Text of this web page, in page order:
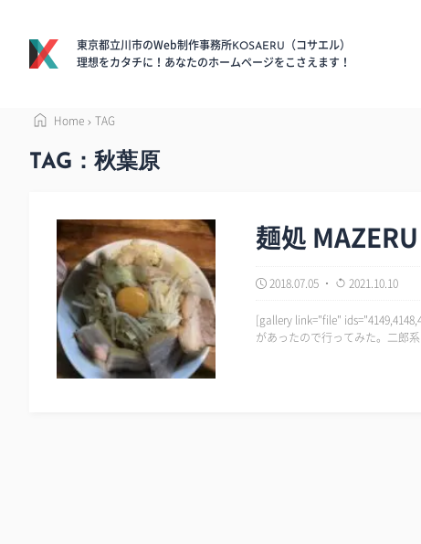
東京都立川市のWeb制作事務所KOSAERU
（コサエル）
理想をカタチに！あなたのホームページをこさえます！
Home TAG
TAG：秋葉原
麺処
2018.07.05 2021.10.10
[gallery link="file" ids="4149,4148,4147"] 秋葉原に行ったら必ず食べに行くという人の話を聞いて、僕
があったので行ってみた。二郎